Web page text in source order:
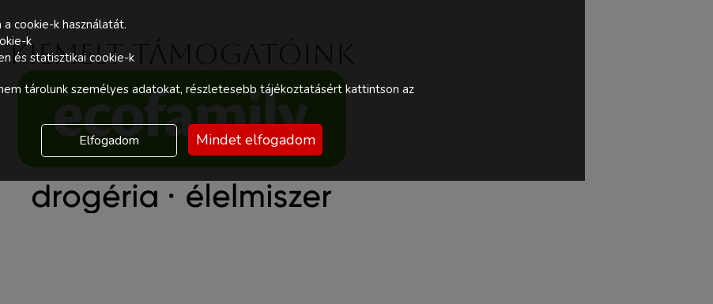
Kiemelt támogatóink
cookie-k használatát.
k
és statisztikai cookie-k
tárolunk személyes adatokat, részletesebb tájékoztatásért kattintson az
Elfogadom Mindet elfogadom